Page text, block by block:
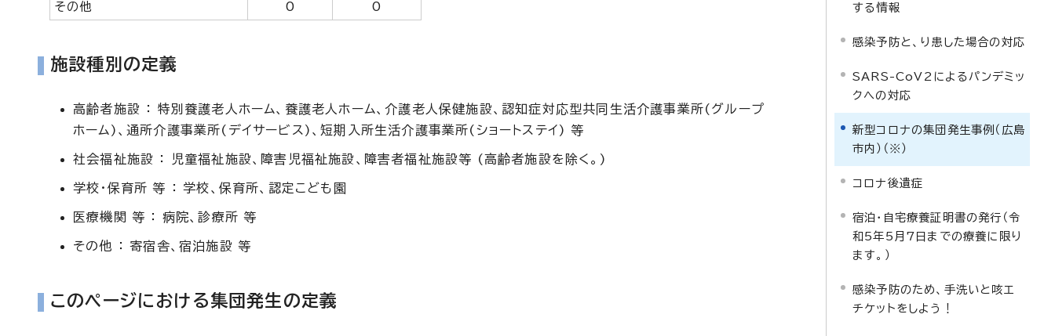
その他 0 0
施設種別の定義
高齢者施設 ： 特別養護老人ホーム、養護老人ホーム、介護老人保健施設、認知症対応型共同生活介護事業所(グループ
ホーム)、通所介護事業所(デイサービス)、短期入所生活介護事業所(ショートステイ) 等
社会福祉施設 ： 児童福祉施設、障害児福祉施設、障害者福祉施設等 (高齢者施設を除く。)
学校・保育所 等 ： 学校、保育所、認定こども園
医療機関 等 ： 病院、診療所 等
その他 ： 寄宿舎、宿泊施設 等
このページにおける集団発生の定義
する情報
感染予防と、り患した場合の対応
SARS-CoV2によるパンデミッ
クへの対応
新型コロナの集団発生事例（広島
市内）（※）
コロナ後遺症
宿泊・自宅療養証明書の発行（令
和5年5月7日までの療養に限り
ます。）
感染予防のため、手洗いと咳エ
チケットをしよう！